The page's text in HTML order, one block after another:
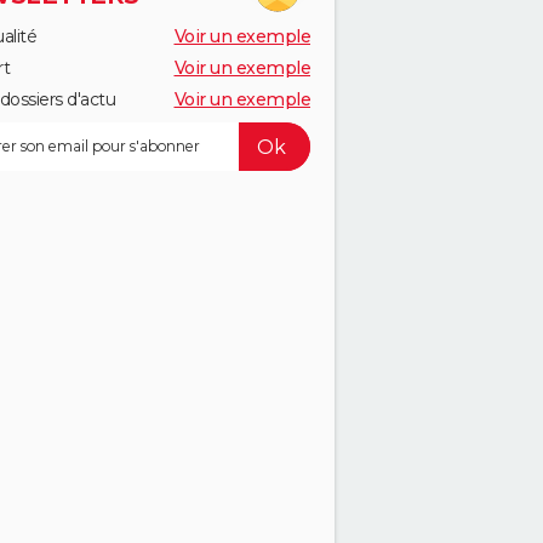
Voir un exemple
Voir un exemple
d'actu
Voir un exemple